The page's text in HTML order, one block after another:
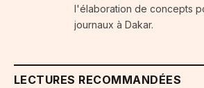
l'élaboration de concepts
journaux à Dakar.
LECTURES RECOMMANDÉES